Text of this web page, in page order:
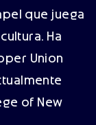
que juega
Ha
Union
of New